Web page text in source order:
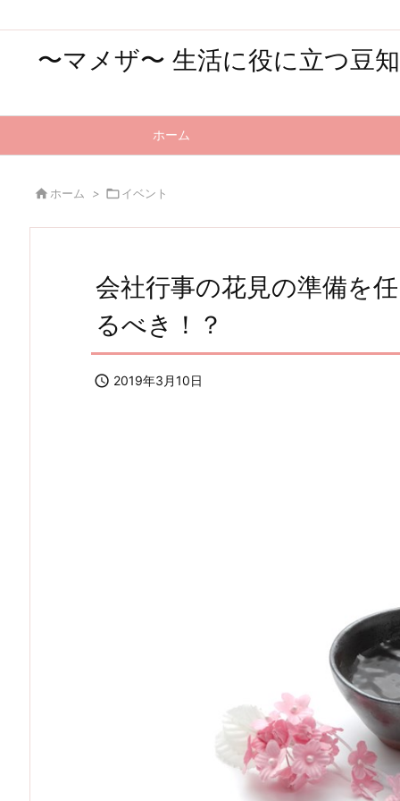
〜マメザ〜 生活に役に立つ豆
ホーム
 ホーム > イベント
会社行事の花見の準備を
るべき！？
 2019年3月10日